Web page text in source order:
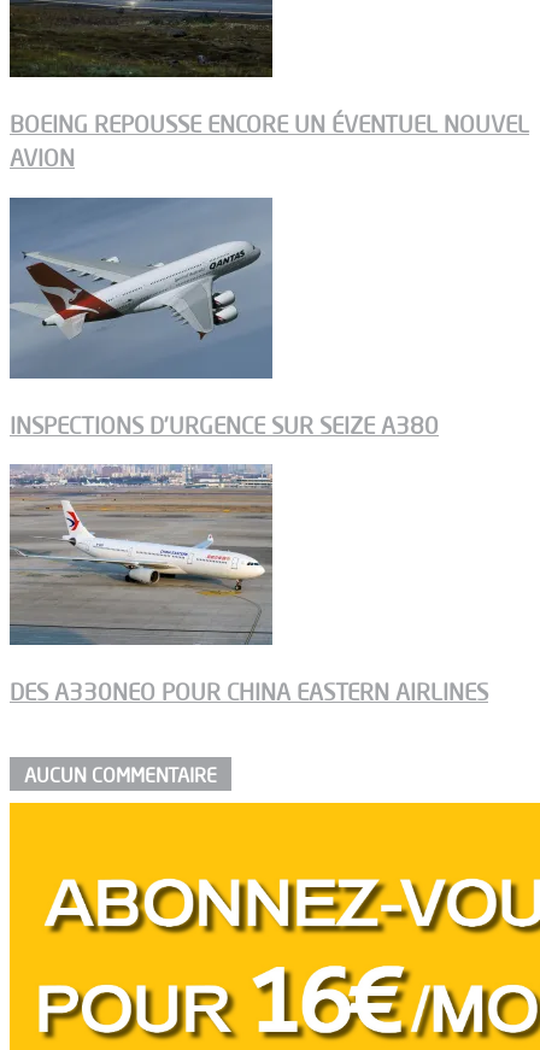
BOEING REPOUSSE ENCORE UN ÉVENTUEL NOUVEL
AVION
INSPECTIONS D’URGENCE SUR SEIZE A380
DES A330NEO POUR CHINA EASTERN AIRLINES
AUCUN COMMENTAIRE